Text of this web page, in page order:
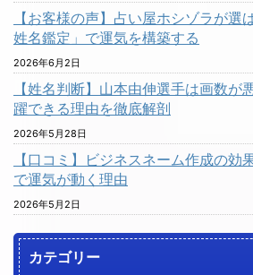
【お客様の声】占い屋ホシゾラが選
姓名鑑定」で運気を構築する
2026年6月2日
【姓名判断】山本由伸選手は画数が
躍できる理由を徹底解剖
2026年5月28日
【口コミ】ビジネスネーム作成の効
で運気が動く理由
2026年5月2日
カテゴリー